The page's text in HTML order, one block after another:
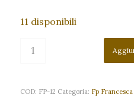
11 disponibili
COD: FP-12 Categoria: Fp